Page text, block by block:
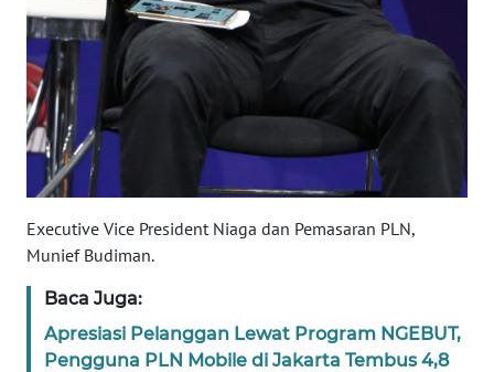
Executive Vice President Niaga dan Pemasaran PLN,
Munief Budiman.
Baca Juga:
Apresiasi Pelanggan Lewat Program NGEBUT,
Pengguna PLN Mobile di Jakarta Tembus 4,8
NTB
WN
SULTENG
WN
SULBAR
WN
WN
SUMBAR